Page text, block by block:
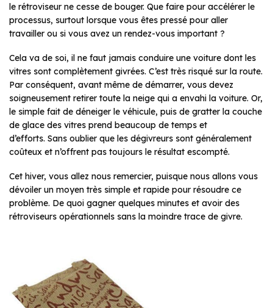
le rétroviseur ne cesse de bouger. Que faire pour accélérer le
processus, surtout lorsque vous êtes pressé pour aller
travailler ou si vous avez un rendez-vous important ?
Cela va de soi, il ne faut jamais conduire une voiture dont les
vitres sont complètement givrées. C’est très risqué sur la route.
Par conséquent, avant même de démarrer, vous devez
soigneusement retirer toute la neige qui a envahi la voiture. Or,
le simple fait de déneiger le véhicule, puis de gratter la couche
de glace des vitres prend beaucoup de temps et
d’efforts. Sans oublier que les dégivreurs sont généralement
coûteux et n’offrent pas toujours le résultat escompté.
Cet hiver, vous allez nous remercier, puisque nous allons vous
dévoiler un moyen très simple et rapide pour résoudre ce
problème. De quoi gagner quelques minutes et avoir des
rétroviseurs opérationnels sans la moindre trace de givre.